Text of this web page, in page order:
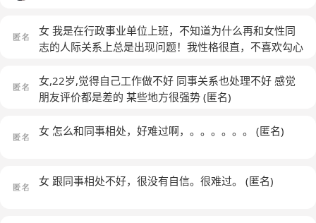
里有数而不是干活还不讨好我是一个老实人性格内向胆小
腼腆情商低不会说话老是吃亏不讨好我也很讨厌这样的自
道还能不能遇到那个他我很苦恼(匿名)
女 我是在行政事业单位上班，不知道为什么再和女性同
志的人际关系上总是出现问题！我性格很直，不喜欢勾心
头，抢功！单位上男同志和我处的比较好，她们就风言风
语说暗讽我！弄的我很累，经常在背后给我挖坑！我以前
的认为是我自己做的不好，我试着去改变过自己，但是结
女,22岁,觉得自己工作做不好 同事关系也处理不好 感觉
朋友评价都是差的 某些地方很强势 (匿名)
女 怎么和同事相处，好难过啊，。。。。。。 (匿名)
女 跟同事相处不好，很没有自信。很难过。 (匿名)